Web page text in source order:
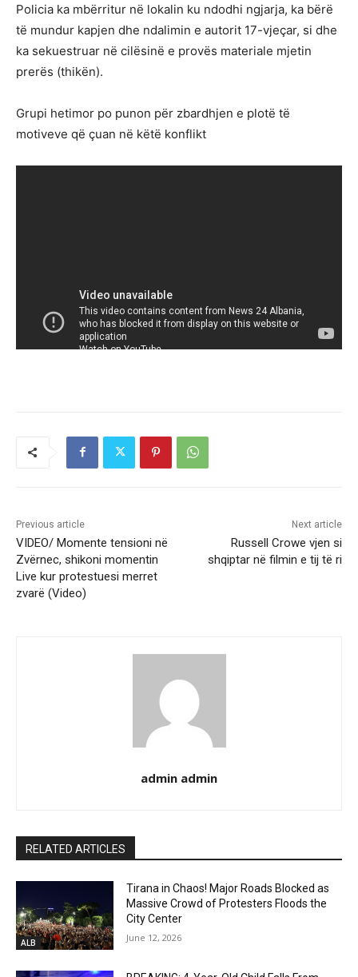
Policia ka mbërritur në lokalin ku ndodhi ngjarja, ka bërë
të mundur kapjen dhe ndalimin e autorit 17-vjeçar, si dhe
ka sekuestruar në cilësinë e provës materiale mjetin
prerës (thikën).
Grupi hetimor po punon për zbardhjen e plotë të
motiveve që çuan në këtë konflikt
Previous article
VIDEO/ Momente tensioni në
Zvërnec, shikoni momentin
Live kur protestuesi merret
zvarë (Video)
Next article
Russell Crowe vjen si
shqiptar në filmin e tij të ri
admin admin
RELATED ARTICLES
ALB
Tirana in Chaos! Major Roads Blocked as
Massive Crowd of Protesters Floods the
City Center
June 12, 2026